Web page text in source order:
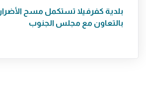
بلدية كفرفيلا تستكمل مسح الأضرار
بالتعاون مع مجلس الجنوب